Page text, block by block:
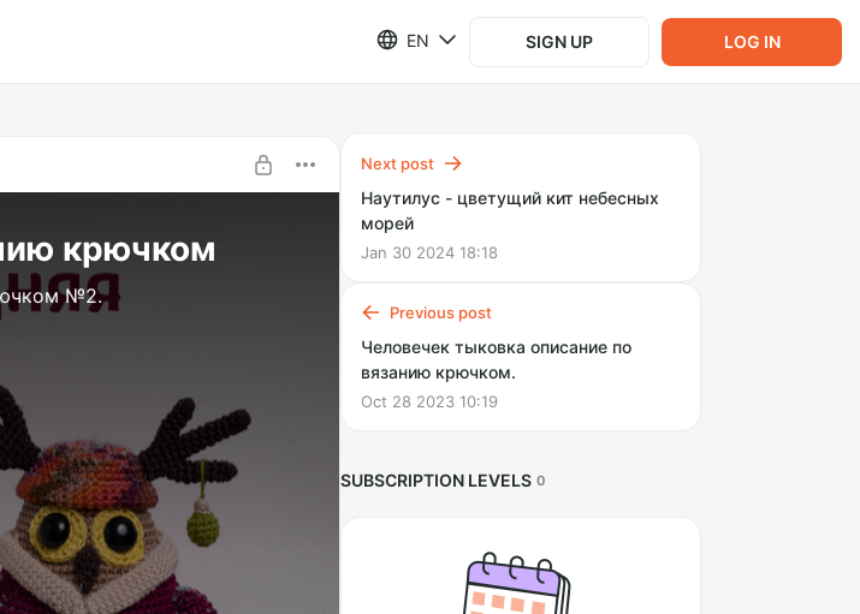
EN SIGN UP LOG IN
крючком
№2.
Next post
Наутилус - цветущий кит небесных
морей
Jan 30 2024 18:18
Previous post
Человечек тыковка описание по
вязанию крючком.
Oct 28 2023 10:19
SUBSCRIPTION LEVELS 0